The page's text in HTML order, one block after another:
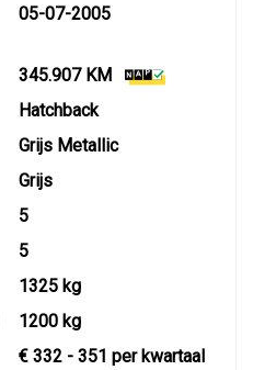
05-07-2005
345.907 KM
Hatchback
Grijs Metallic
Grijs
5
5
1325 kg
1200 kg
€ 332 - 351 per kwartaal